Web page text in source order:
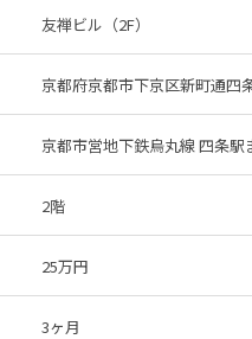
友禅ビル（2F）
京都府京都市下京区新町通四
京都市営地下鉄烏丸線 四条駅
2階
25万円
3ヶ月